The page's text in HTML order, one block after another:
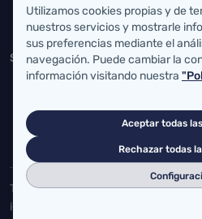
942208130 942395562
Servicio Cántabro de Salud
Cardenal Herrera Oria, S/N
buzgen.dg@scsalud.es
942202772
Toda la actualidad de Salud
¡Síguenos!
Utilizamos cookies propias y de
nuestros servicios y mostrarle
sus preferencias mediante el
navegación. Puede cambiar la
información visitando nuestra
Aceptar todas
Rechazar todas